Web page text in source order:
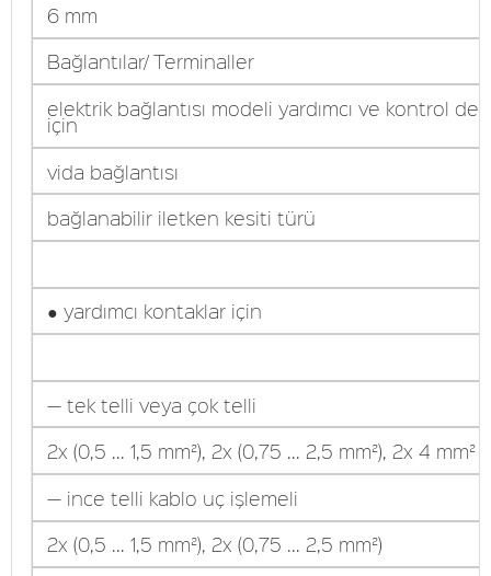
6 mm
Bağlantılar/ Terminaller
elektrik bağlantısı modeli yardımcı ve kontrol
için
vida bağlantısı
bağlanabilir iletken kesiti türü
● yardımcı kontaklar için
— tek telli veya çok telli
2x (0,5 ... 1,5 mm²), 2x (0,75 ... 2,5 mm²), 2x 4 mm²
— ince telli kablo uç işlemeli
2x (0,5 ... 1,5 mm²), 2x (0,75 ... 2,5 mm²)